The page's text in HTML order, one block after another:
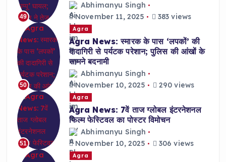
49
Abhimanyu Singh
November 11, 2025
383 views
50
Agra
Agra News: स्मारक के पास ‘लपकों’ की
दादागिरी से पर्यटक परेशान; पुलिस की आंखों के
सामने बदनामी
Abhimanyu Singh
November 10, 2025
290 views
51
Agra
Agra News: 7वें ताज ग्लोबल इंटरनेशनल
फिल्म फेस्टिवल का पोस्टर विमोचन
Abhimanyu Singh
November 10, 2025
306 views
Agra